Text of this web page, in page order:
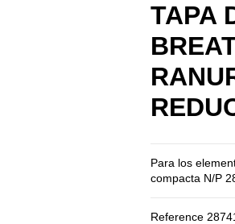
TAPA
Para los
compacta N/P
Reference